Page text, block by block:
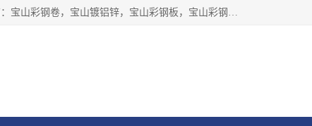
上海轩本实业有限公司于2017年注册地位于上海市宝山区，主要经营产品有：宝山彩钢卷，宝山镀铝锌，宝山彩钢板，宝山彩钢瓦等产品的生产和销售。